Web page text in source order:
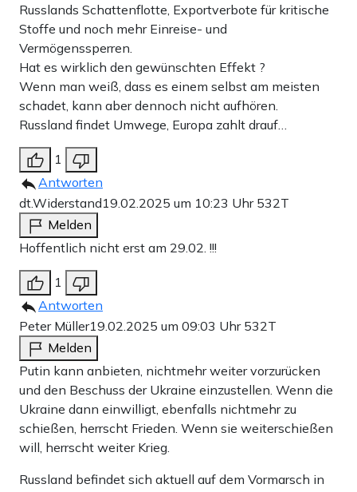
Russlands Schattenflotte, Exportverbote für kritische
Stoffe und noch mehr Einreise- und
Vermögenssperren.
Hat es wirklich den gewünschten Effekt ?
Wenn man weiß, dass es einem selbst am meisten
schadet, kann aber dennoch nicht aufhören.
Russland findet Umwege, Europa zahlt drauf…
1
Antworten
dt.Widerstand19.02.2025 um 10:23 Uhr 532T
Melden
Hoffentlich nicht erst am 29.02. !!!
1
Antworten
Peter Müller19.02.2025 um 09:03 Uhr 532T
Melden
Putin kann anbieten, nichtmehr weiter vorzurücken
und den Beschuss der Ukraine einzustellen. Wenn die
Ukraine dann einwilligt, ebenfalls nichtmehr zu
schießen, herrscht Frieden. Wenn sie weiterschießen
will, herrscht weiter Krieg.
Russland befindet sich aktuell auf dem Vormarsch in